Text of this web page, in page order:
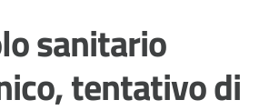
sanitario
tentativo di